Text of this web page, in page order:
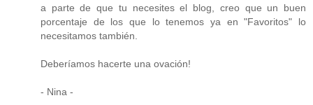
a parte de que tu necesites el blog, creo que un buen
porcentaje de los que lo tenemos ya en "Favoritos" lo
necesitamos también.
Deberíamos hacerte una ovación!
- Nina -